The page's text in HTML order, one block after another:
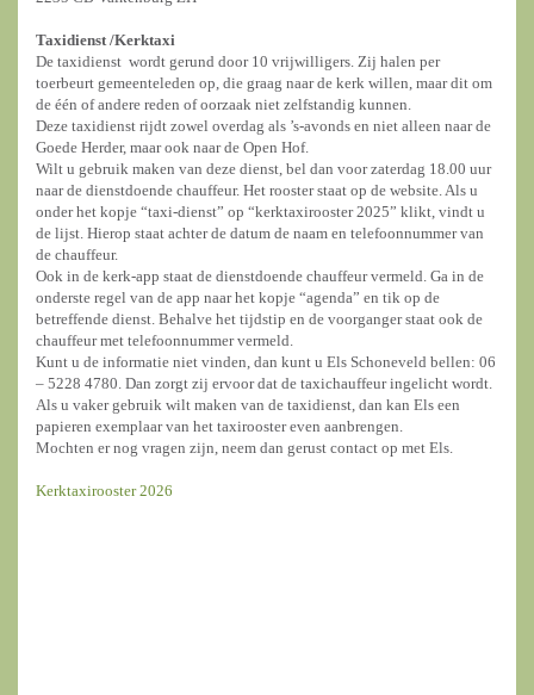
Taxidienst /Kerktaxi
De taxidienst wordt gerund door 10 vrijwilligers. Zij halen per
toerbeurt gemeenteleden op, die graag naar de kerk willen, maar dit om
de één of andere reden of oorzaak niet zelfstandig kunnen.
Deze taxidienst rijdt zowel overdag als ’s-avonds en niet alleen naar de
Goede Herder, maar ook naar de Open Hof.
Wilt u gebruik maken van deze dienst, bel dan voor zaterdag 18.00 uur
naar de dienstdoende chauffeur. Het rooster staat op de website. Als u
onder het kopje “taxi-dienst” op “kerktaxirooster 2025” klikt, vindt u
de lijst. Hierop staat achter de datum de naam en telefoonnummer van
de chauffeur.
Ook in de kerk-app staat de dienstdoende chauffeur vermeld. Ga in de
onderste regel van de app naar het kopje “agenda” en tik op de
betreffende dienst. Behalve het tijdstip en de voorganger staat ook de
chauffeur met telefoonnummer vermeld.
Kunt u de informatie niet vinden, dan kunt u Els Schoneveld bellen: 06
– 5228 4780. Dan zorgt zij ervoor dat de taxichauffeur ingelicht wordt.
Als u vaker gebruik wilt maken van de taxidienst, dan kan Els een
papieren exemplaar van het taxirooster even aanbrengen.
Mochten er nog vragen zijn, neem dan gerust contact op met Els.
Kerktaxirooster 2026